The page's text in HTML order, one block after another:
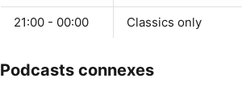
21:00 - 00:00 Classics only
Podcasts connexes